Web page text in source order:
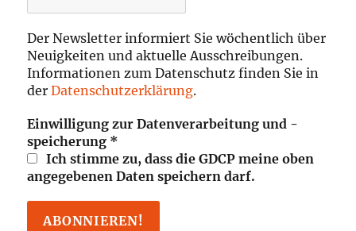
Der Newsletter informiert Sie wöchentlich über
Neuigkeiten und aktuelle Ausschreibungen.
Informationen zum Datenschutz finden Sie in
derDatenschutzerklärung.
Einwilligung zur Datenverarbeitung und -
speicherung *
Ich stimme zu, dass die GDCP meine oben
angegebenen Daten speichern darf.